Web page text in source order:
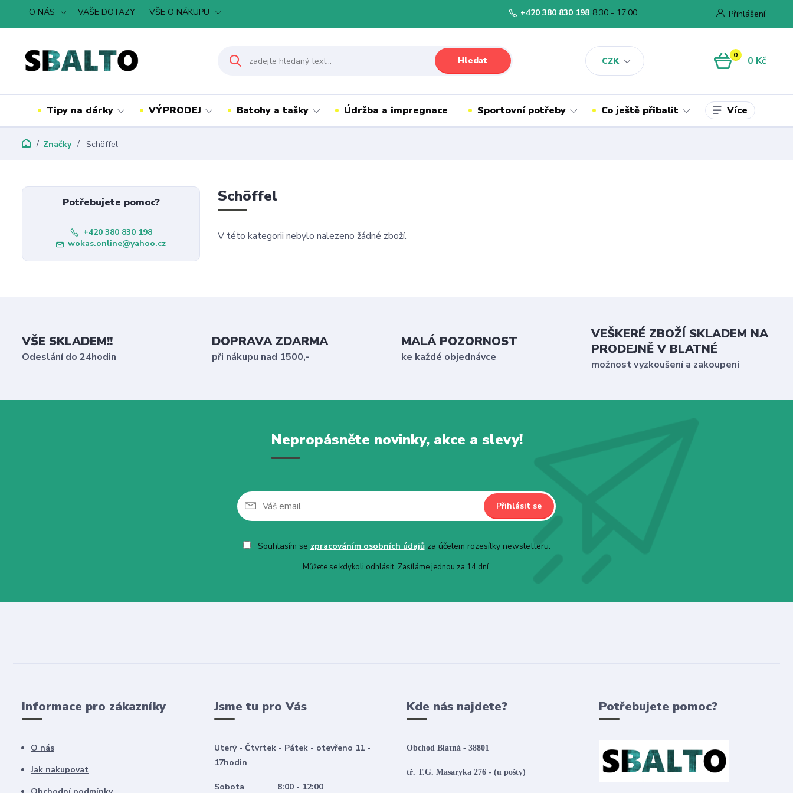
O NÁS VAŠE DOTAZY VŠE O NÁKUPU
CZK
Přihlášení
Hledat
+420 380 830 198 8.30 - 17.00
0 0 Kč
Tipy na dárky VÝPRODEJ Batohy a tašky Údržba a impregnace Sportovní potřeby Co ještě přibalit Více
Značky Schöffel
Schöffel
V této kategorii nebylo nalezeno žádné zboží.
Potřebujete pomoc?
+420 380 830 198
wokas.online@yahoo.cz
VŠE SKLADEM!!
Odeslání do 24hodin
DOPRAVA ZDARMA
při nákupu nad 1500,-
MALÁ POZORNOST
ke každé objednávce
VEŠKERÉ ZBOŽÍ SKLADEM NA
PRODEJNĚ V BLATNÉ
možnost vyzkoušení a zakoupení
Nepropásněte novinky, akce a slevy!
Přihlásit se
Souhlasím se zpracováním osobních údajůza účelem rozesílky newsletteru.
Můžete se kdykoli odhlásit. Zasíláme jednou za 14 dní.
Informace pro zákazníky
O nás
Jak nakupovat
Jsme tu pro Vás
Uterý - Čtvrtek - Pátek - otevřeno 11 -
17hodin
Sobota 8:00 - 12:00
Kde nás najdete?
Obchod Blatná - 38801
tř. T.G. Masaryka 276 - (u pošty)
Potřebujete pomoc?